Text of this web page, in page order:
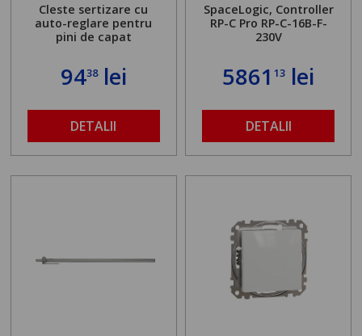
Cleste sertizare cu
auto-reglare pentru
pini de capat
9438lei
DETALII
SpaceLogic, Controller
RP-C Pro RP-C-16B-F-
230V
586113 lei
DETALII